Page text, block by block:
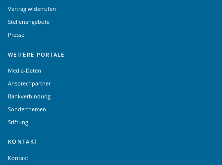
Vertrag widerrufen
Stellenangebote
Presse
WEITERE PORTALE
Media-Daten
Ansprechpartner
Bankverbindung
Sonderthemen
Stiftung
KONTAKT
Kontakt